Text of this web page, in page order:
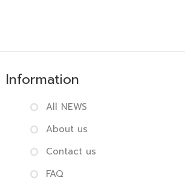
Information
All NEWS
About us
Contact us
FAQ